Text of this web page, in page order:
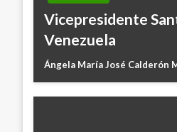
Vicepresidente
Venezuela
Ángela María José Calderón